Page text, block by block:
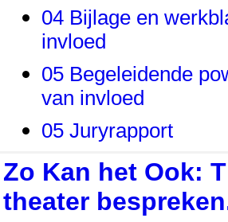
04 Bijlage en
invloed
05 Begeleidende
van invloed
05 Juryrapport
Zo Kan het Ook:
theater